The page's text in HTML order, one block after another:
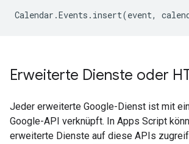
Calendar .Events . insert(event,
Erweiterte Dienste oder
Jeder erweiterte Google-Dienst ist mit
Google-API verknüpft. In Apps Script
erweiterte Dienste auf diese APIs